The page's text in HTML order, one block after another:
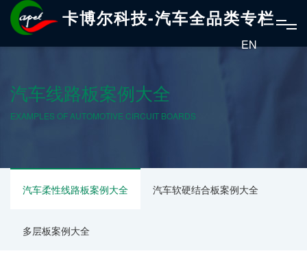
卡博尔科技-汽车全品类专栏
EN
汽车线路板案例大全
EXAMPLES OF AUTOMOTIVE CIRCUIT BOARDS
汽车柔性线路板案例大全 汽车软硬结合板案例大全
多层板案例大全